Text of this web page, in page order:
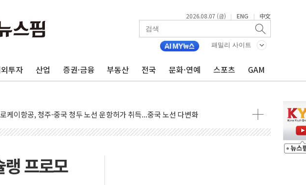
2026.08.07 (금) | ENG | 中文
패밀리 사이트
투자 산업 증권·금융 부동산 전국 문화·연예 스포츠 GAM
5918억원 규모 압류재산 1506건 공매
기] 공간·승차감 잡은 볼보 EX90…'올 터치'는 호불호
법카 제보자 "신동국과 무관…자료는 전·현직 직원으로부터 확보"
임즈, '콰이어트' 테스트 참가자 3만 명 돌파
, AI 브리핑 도입 후 블로그 창작자 지원 규모 2배 확대
'8월 월간 럭키 페스타' 실시...휴대폰 결제 최대 6000원 할인
02-114로 카카오 T 택시 호출 서비스
함대 '창설 80주년' 기념식...지역축제 '불금전파, 송정'과 상생
프로모